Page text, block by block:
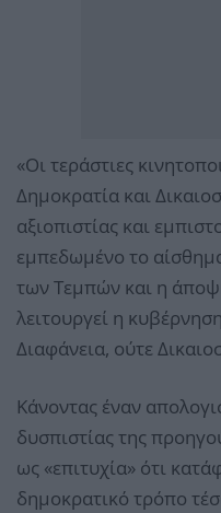
«Οι τεράστιες
Δημοκρατία και
αξιοπιστίας και
εμπεδωμένο το
των Τεμπών και η
λειτουργεί η
Διαφάνεια, ούτε
Κάνοντας έναν
δυσπιστίας της
ως «επιτυχία» ότι
δημοκρατικό τρόπο